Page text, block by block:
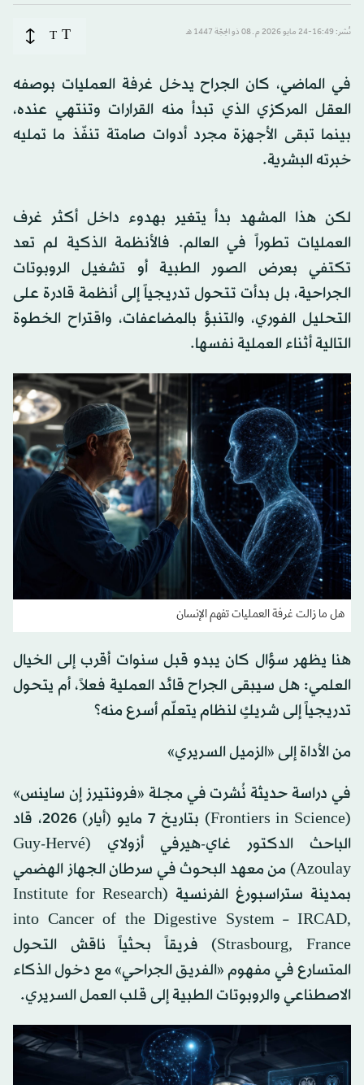
نُشر: 16:49-24 مايو 2026 م ـ 08 ذو الحِجّة 1447 هـ T
T
في الماضي، كان الجراح يدخل غرفة العمليات بوصفه
العقل المركزي الذي تبدأ منه القرارات وتنتهي عنده،
بينما تبقى الأجهزة مجرد أدوات صامتة تنفّذ ما تمليه
خبرته البشرية.
لكن هذا المشهد بدأ يتغير بهدوء داخل أكثر غرف
العمليات تطوراً في العالم. فالأنظمة الذكية لم تعد
تكتفي بعرض الصور الطبية أو تشغيل الروبوتات
الجراحية، بل بدأت تتحول تدريجياً إلى أنظمة قادرة على
التحليل الفوري، والتنبؤ بالمضاعفات، واقتراح الخطوة
التالية أثناء العملية نفسها.
هل ما زالت غرفة العمليات تفهم الإنسان
هنا يظهر سؤال كان يبدو قبل سنوات أقرب إلى الخيال
العلمي: هل سيبقى الجراح قائد العملية فعلاً، أم يتحول
تدريجياً إلى شريكٍ لنظام يتعلّم أسرع منه؟
من الأداة إلى «الزميل السريري»
في دراسة حديثة نُشرت في مجلة «فرونتيرز إن ساينس»
(Frontiers in Science) بتاريخ 7 مايو (أيار) 2026، قاد
الباحث الدكتور غاي-هيرفي أزولاي (Guy-Hervé
Azoulay) من معهد البحوث في سرطان الجهاز الهضمي
بمدينة ستراسبورغ الفرنسية (Institute for Research
into Cancer of the Digestive System – IRCAD,
Strasbourg, France) فريقاً بحثياً ناقش التحول
المتسارع في مفهوم «الفريق الجراحي» مع دخول الذكاء
الاصطناعي والروبوتات الطبية إلى قلب العمل السريري.